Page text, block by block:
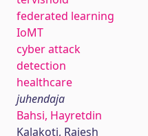
federated learning
IoMT
cyber attack
detection
healthcare
juhendaja
Bahsi, Hayretdin
Kalakoti, Rajesh